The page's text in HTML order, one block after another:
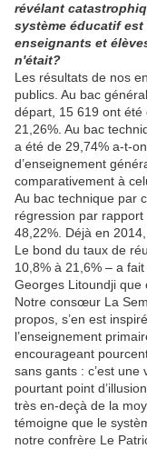
révélant
système éducatif
enseignants et
n'était?
Les résultats de nos
publics. Au bac
départ, 15 619 ont
21,26%. Au bac
a été de 29,74% a-t-
d’enseignement
comparativement à
Au bac technique par
régression par
48,22%. Déjà en
Le bond du taux de
10,8% à 21,6% – a
Georges Litoundji que
Notre consœur La
propos, s’en est
l’enseignement
encourageant
sans gants : c’est une
pourtant point
très en-deçà de la
témoigne que le
notre confrère Le